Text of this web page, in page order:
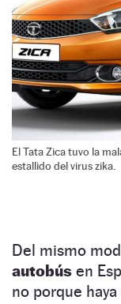
El Tata Zica tuvo la
estallido del virus zika.
Del mismo
autobús en
no porque